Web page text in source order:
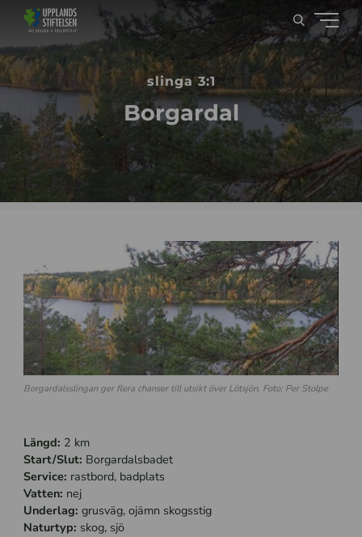
slinga 3:1
Borgardal
Borgardalsslingan ger flera chanser till utsikt över Lötsjön. Foto: Per Stolpe
Längd: 2 km
Start/Slut: Borgardalsbadet
Service: rastbord, badplats
Vatten: nej
Underlag: grusväg, ojämn skogsstig
Naturtyp: skog, sjö